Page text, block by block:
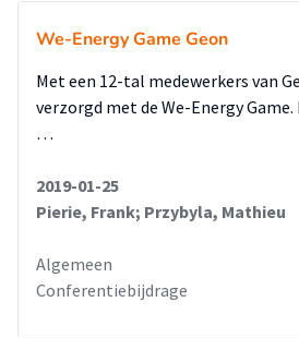
We-Energy Game Geon
Met een 12-tal medewerkers van
verzorgd met de We-Energy
…
2019-01-25
Pierie, Frank; Przybyla, Mathieu
Algemeen
Conferentiebijdrage